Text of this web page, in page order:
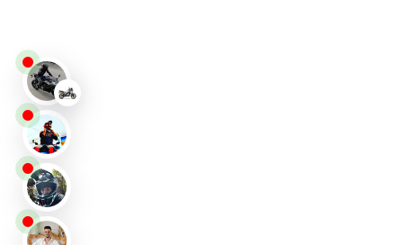
Set Complet
Borseta
Geanta
Rucsac
ECHIPAMENTE SKIJET
ACCESORII
CONSUMABILE